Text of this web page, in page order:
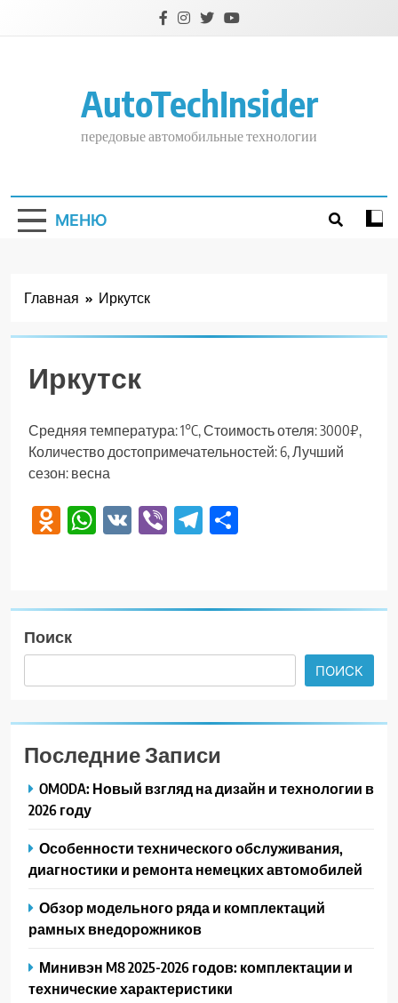
AutoTechInsider
передовые автомобильные технологии
МЕНЮ
Главная Иркутск
Иркутск
Средняя температура: 1°C, Стоимость отеля: 3000₽,
Количество достопримечательностей: 6, Лучший
сезон: весна
Odnoklassniki
WhatsApp
VK ViberTelegram
Поиск
ПОИСК
Последние Записи
OMODA: Новый взгляд на дизайн и технологии в
2026 году
Особенности технического обслуживания,
диагностики и ремонта немецких автомобилей
Обзор модельного ряда и комплектаций
рамных внедорожников
Минивэн M8 2025-2026 годов: комплектации и
технические характеристики